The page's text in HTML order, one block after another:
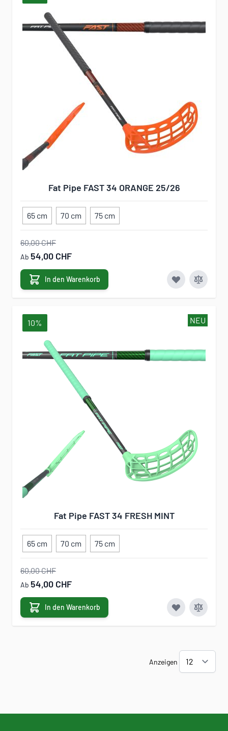
Fat Pipe FAST 34 ORANGE 25/26
65 cm 70 cm 75 cm
60,00 CHF
Ab 54,00 CHF
In den Warenkorb
NEU
10%
Fat Pipe FAST 34 FRESH MINT
65 cm 70 cm 75 cm
60,00 CHF
Ab 54,00 CHF
In den Warenkorb
Anzeigen